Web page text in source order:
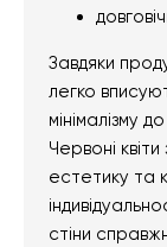
Завдяки
легко
мінімалізму
Червоні
естетику та
стіни